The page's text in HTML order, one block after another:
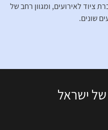
לאירועים, ומגוון רחב של
שונים.
של ישראל